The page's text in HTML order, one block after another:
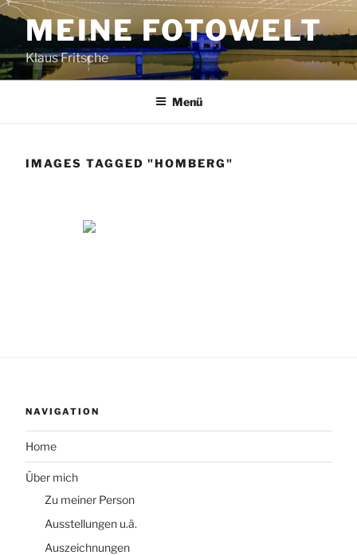
Zum
Inhalt
springenMEINE FOTOWELT
Klaus Fritsche
Menü
IMAGES TAGGED "HOMBERG"
NAVIGATION
Home
Über mich
Zu meiner Person
Ausstellungen u.ä.
Auszeichnungen